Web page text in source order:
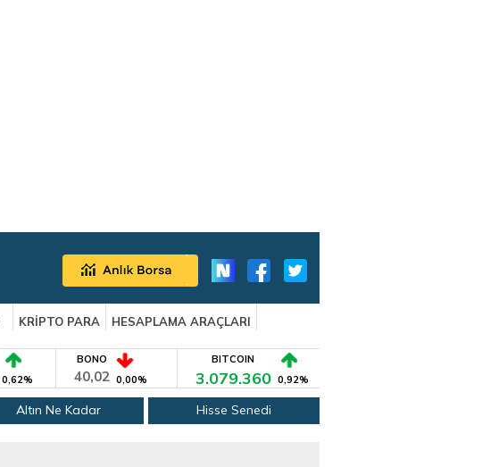
KRİPTO PARA
HESAPLAMA ARAÇLARI
0,62%
BONO
40,02 0,00%
BITCOIN
3.079.360 0,92%
Altın Ne Kadar Hisse Senedi